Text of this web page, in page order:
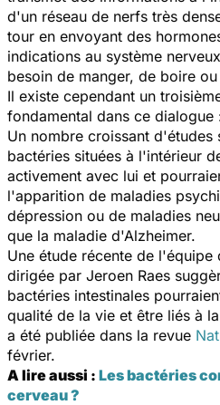
d'un réseau de nerfs très
tour en envoyant des
indications au système
besoin de manger, de boire
Il existe cependant un
fondamental dans ce
Un nombre croissant d'études
bactéries situées à l'intérieur
activement avec lui et
l'apparition de maladies
dépression ou de maladies
que la maladie d'Alzheimer.
Une étude récente de l'équipe
dirigée par Jeroen Raes
bactéries intestinales
qualité de la vie et être liés à
a été publiée dans la revue
février.
A lire aussi : Les bactéries
cerveau ?